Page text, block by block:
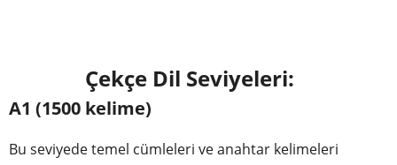
Çekçe Dil Seviyeleri:
A1 (1500 kelime)
Bu seviyede temel cümleleri ve anahtar kelimeleri